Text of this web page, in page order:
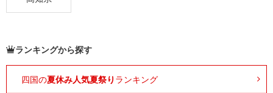
ランキングから探す
四国の夏休み人気夏祭り ランキング